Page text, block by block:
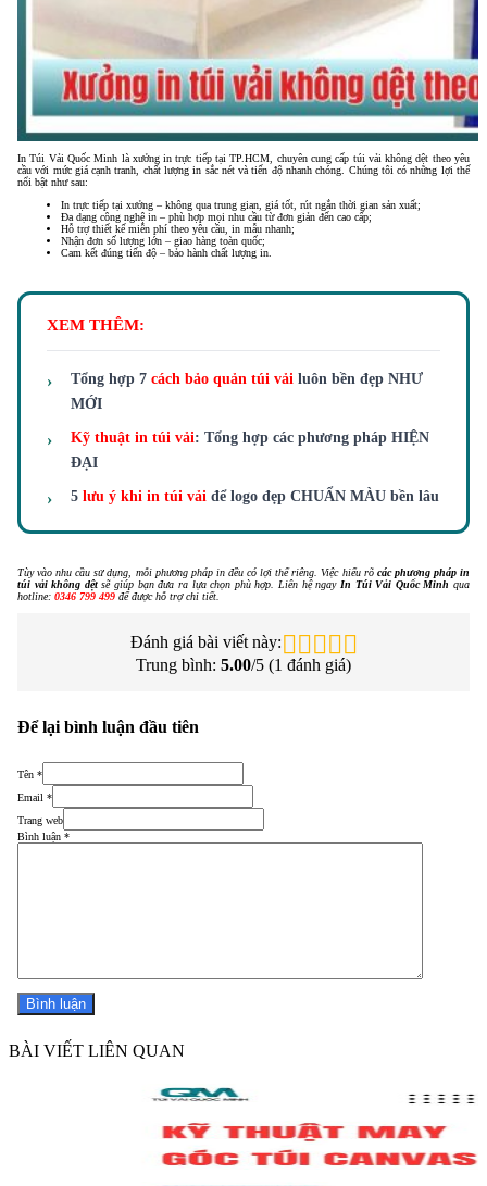
In Túi Vải Quốc Minh là xưởng in trực tiếp tại TP.HCM, chuyên cung cấp túi vải không dệt theo yêu
cầu với mức giá cạnh tranh, chất lượng in sắc nét và tiến độ nhanh chóng. Chúng tôi có những lợi thế
nổi bật như sau:
In trực tiếp tại xưởng – không qua trung gian, giá tốt, rút ngắn thời gian sản xuất;
Đa dạng công nghệ in – phù hợp mọi nhu cầu từ đơn giản đến cao cấp;
Hỗ trợ thiết kế miễn phí theo yêu cầu, in mẫu nhanh;
Nhận đơn số lượng lớn – giao hàng toàn quốc;
Cam kết đúng tiến độ – bảo hành chất lượng in.
XEM THÊM:
Tổng hợp 7 cách bảo quản túi vải luôn bền đẹp NHƯ
MỚI
Kỹ thuật in túi vải: Tổng hợp các phương pháp HIỆN
ĐẠI
5 lưu ý khi in túi vải để logo đẹp CHUẨN MÀU bền lâu
Tùy vào nhu cầu sử dụng, mỗi phương pháp in đều có lợi thế riêng. Việc hiểu rõ các phương pháp in
túi vải không dệtsẽ giúp bạn đưa ra lựa chọn phù hợp. Liên hệ ngay In Túi Vải Quốc Minh qua
hotline: 0346 799 499 để được hỗ trợ chi tiết.
Đánh giá bài viết này:
Trung bình: 5.00/5 (1 đánh giá)
Để lại bình luận đầu tiên
Tên *
Email *
Trang web
Bình luận *
BÀI VIẾT LIÊN QUAN